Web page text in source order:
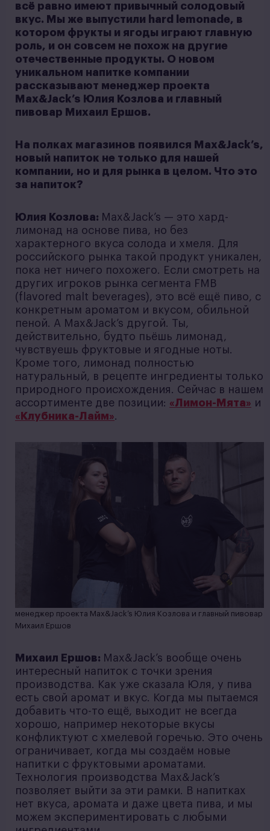
всё равно имеют привычный солодовый
вкус. Мы же выпустили hard lemonade, в
котором фрукты и ягоды играют главную
роль, и он совсем не похож на другие
отечественные продукты. О новом
уникальном напитке компании
рассказывают менеджер проекта
Max&Jack’s Юлия Козлова и главный
пивовар Михаил Ершов.
На полках магазинов появился Max&Jack’s,
новый напиток не только для нашей
компании, но и для рынка в целом. Что это
за напиток?
Юлия Козлова: Max&Jack’s — это хард-
лимонад на основе пива, но без
характерного вкуса солода и хмеля. Для
российского рынка такой продукт уникален,
пока нет ничего похожего. Если смотреть на
других игроков рынка сегмента FMB
(flavored malt beverages), это всё ещё пиво, с
конкретным ароматом и вкусом, обильной
пеной. А Max&Jack’s другой. Ты,
действительно, будто пьёшь лимонад,
чувствуешь фруктовые и ягодные ноты.
Кроме того, лимонад полностью
натуральный, в рецепте ингредиенты только
природного происхождения. Сейчас в нашем
ассортименте две позиции: «Лимон-Мята» и
«Клубника-Лайм».
менеджер проекта Max&Jack’s Юлия Козлова и главный пивовар
Михаил Ершов
Михаил Ершов: Max&Jack’s вообще очень
интересный напиток с точки зрения
производства. Как уже сказала Юля, у пива
есть свой аромат и вкус. Когда мы пытаемся
добавить что-то ещё, выходит не всегда
хорошо, например некоторые вкусы
конфликтуют с хмелевой горечью. Это очень
ограничивает, когда мы создаём новые
напитки с фруктовыми ароматами.
Технология производства Max&Jack’s
позволяет выйти за эти рамки. В напитках
нет вкуса, аромата и даже цвета пива, и мы
можем экспериментировать с любыми